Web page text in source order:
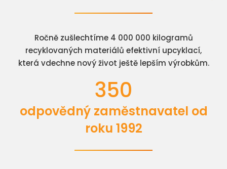
Ročně zušlechtíme 4 000 000 kilogramů
recyklovaných materiálů efektivní upcyklací,
která vdechne nový život ještě lepším výrobkům.
350
odpovědný zaměstnavatel od
roku 1992